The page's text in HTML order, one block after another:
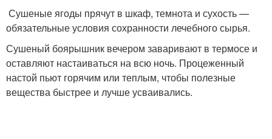
Сушеные ягоды прячут в шкаф, темнота и сухость —
обязательные условия сохранности лечебного сырья.
Сушеный боярышник вечером заваривают в термосе и
оставляют настаиваться на всю ночь. Процеженный
настой пьют горячим или теплым, чтобы полезные
вещества быстрее и лучше усваивались.